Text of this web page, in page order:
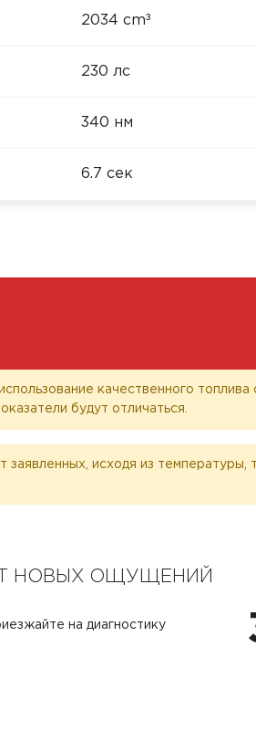
2034 cm³
230 лс
340 нм
6.7 сек
качественного топлива
будут отличаться.
заявленных, исходя из температуры,
НОВЫХ ОЩУЩЕНИЙ
на диагностику